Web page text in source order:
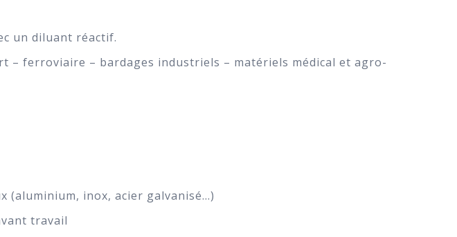
un diluant réactif.
– ferroviaire – bardages industriels – matériels médical et agro-
(aluminium, inox, acier galvanisé…)
travail